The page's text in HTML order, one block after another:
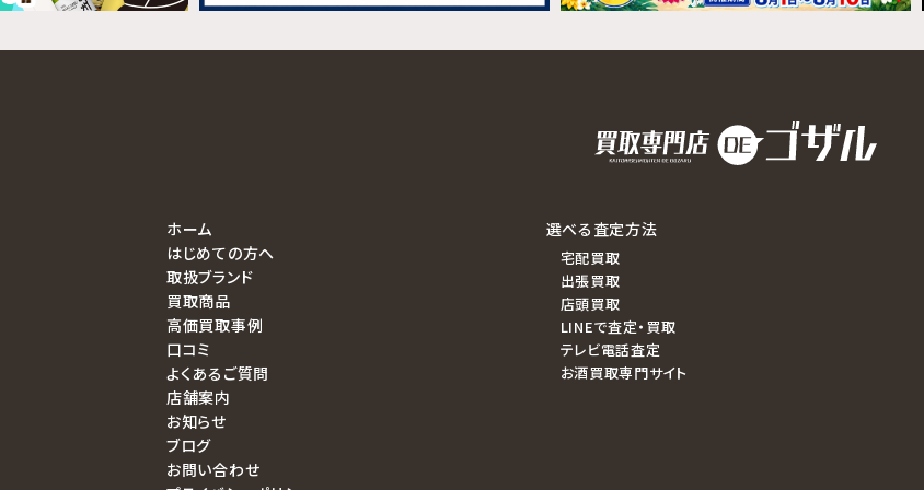
ホーム
はじめての方へ
取扱ブランド
買取商品
高価買取事例
口コミ
よくあるご質問
店舗案内
お知らせ
ブログ
お問い合わせ
選べる査定方法
宅配買取
出張買取
店頭買取
LINEで査定・買取
テレビ電話査定
お酒買取専門サイト